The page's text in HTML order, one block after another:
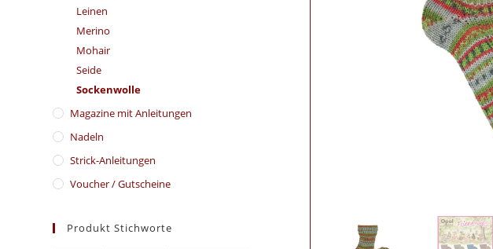
Leinen
Merino
Mohair
Seide
Sockenwolle
Magazine mit Anleitungen
Nadeln
Strick-Anleitungen
Voucher / Gutscheine
Produkt Stichworte